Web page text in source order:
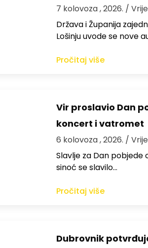
7 kolovoza , 2026. /
Država i Županija
Lošinju uvode se nove
Pročitaj više
Vir proslavio Dan
koncert i vatromet
6 kolovoza , 2026. /
Slavlje za Dan pobjede
sinoć se slavilo…
Pročitaj više
Dubrovnik